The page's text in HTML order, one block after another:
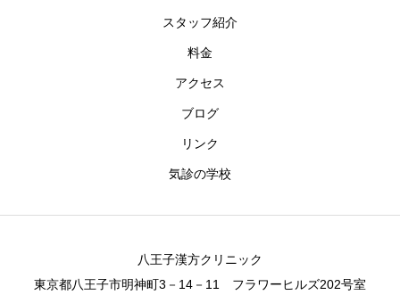
スタッフ紹介
料金
アクセス
ブログ
リンク
気診の学校
八王子漢方クリニック
東京都八王子市明神町3－14－11 フラワーヒルズ202号室